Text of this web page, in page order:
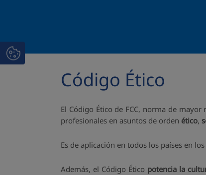
Código Ético
El Código Ético de FCC, norma de
profesionales en asuntos de orden ético,
Es de aplicación en todos los países en
Además, el Código Ético potencia la